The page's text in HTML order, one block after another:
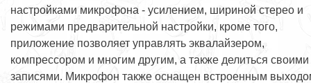
настройками микрофона - усилением, шириной стерео и
режимами предварительной настройки, кроме того,
приложение позволяет управлять эквалайзером,
компрессором и многим другим, а также делиться своими
записями. Микрофон также оснащен встроенным